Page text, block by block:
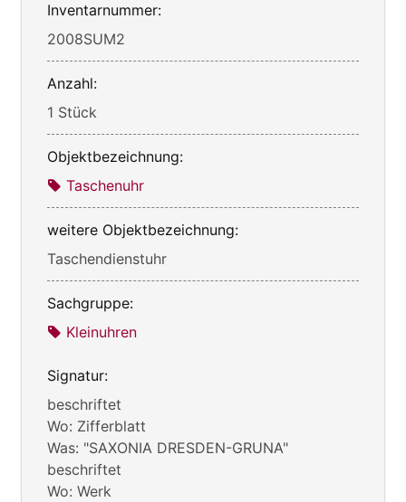
Inventarnummer:
2008SUM2
Anzahl:
1 Stück
Objektbezeichnung:
Taschenuhr
weitere Objektbezeichnung:
Taschendienstuhr
Sachgruppe:
Kleinuhren
Signatur:
beschriftet
Wo: Zifferblatt
Was: "SAXONIA DRESDEN-GRUNA"
beschriftet
Wo: Werk